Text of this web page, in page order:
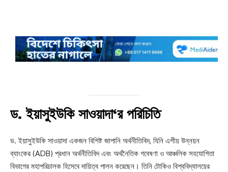
ড. ইয়াসুইউকি সাওয়াদা‘রপরিচিতি
ড. ইয়াসুইউকি সাওয়াদা একজন বিশিষ্ট জাপানি অর্থনীতিবিদ, যিনি এশীয় উন্নয়ন
ব্যাংকের (ADB) প্রধান অর্থনীতিবিদ এবং অর্থনৈতিক গবেষণা ও আঞ্চলিক সহযোগিতা
বিভাগের মহাপরিচালক হিসেবে দায়িত্ব পালন করেছেন। তিনি টোকিও বিশ্ববিদ্যালয়ের